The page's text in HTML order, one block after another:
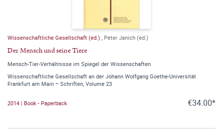
Wissenschaftliche Gesellschaft (ed.) , Peter Janich (ed.)
Der Mensch und seine Tiere
Mensch-Tier-Verhältnisse im Spiegel der Wissenschaften
Wissenschaftliche Gesellschaft an der Johann Wolfgang Goethe-Universität
Frankfurt am Main – Schriften, Volume 23
2014 | Book - Paperback €34.00*